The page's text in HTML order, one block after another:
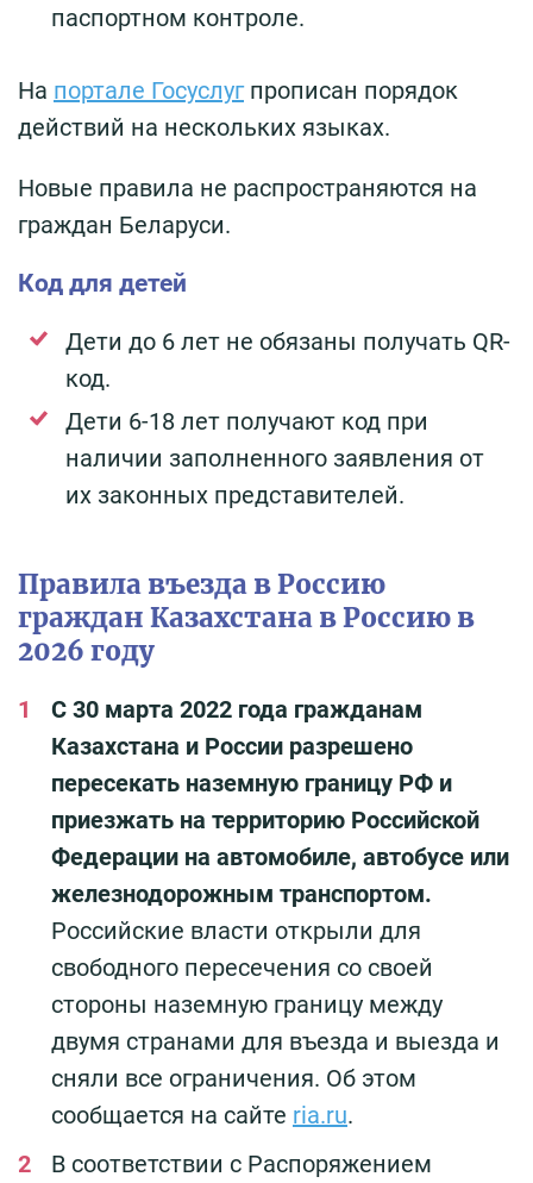
паспортном контроле.
На портале Госуслугпрописан порядок
действий на нескольких языках.
Новые правила не распространяются на
граждан Беларуси.
Код для детей
Дети до 6 лет не обязаны получать QR-
код.
Дети 6-18 лет получают код при
наличии заполненного заявления от
их законных представителей.
Правила въезда в Россию
граждан Казахстана в Россию в
2026 году
С 30 марта 2022 года гражданам
Казахстана и России разрешено
пересекать наземную границу РФ и
приезжать на территорию Российской
Федерации на автомобиле, автобусе или
железнодорожным транспортом.
Российские власти открыли для
свободного пересечения со своей
стороны наземную границу между
двумя странами для въезда и выезда и
сняли все ограничения. Об этом
сообщается на сайте ria.ru.
В соответствии с Распоряжением